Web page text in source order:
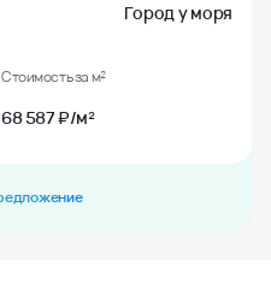
Город у моря
Стоимость за м²
68 587 ₽/м²